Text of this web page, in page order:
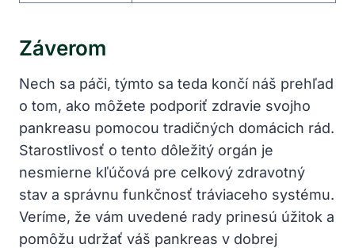
Záverom
Nech sa páči, týmto sa teda končí náš prehľad
o​ tom, ako môžete podporiť⁣ zdravie svojho
pankreasu ‌pomocou tradičných domácich rád.
Starostlivosť⁢ o tento⁤ dôležitý orgán je
nesmierne‍ kľúčová ‌pre ⁤celkový zdravotný
stav a správnu funkčnosť tráviaceho systému.
Veríme, ​že vám uvedené rady prinesú⁣ úžitok ⁢a
pomôžu udržať váš pankreas​ v ⁣dobrej